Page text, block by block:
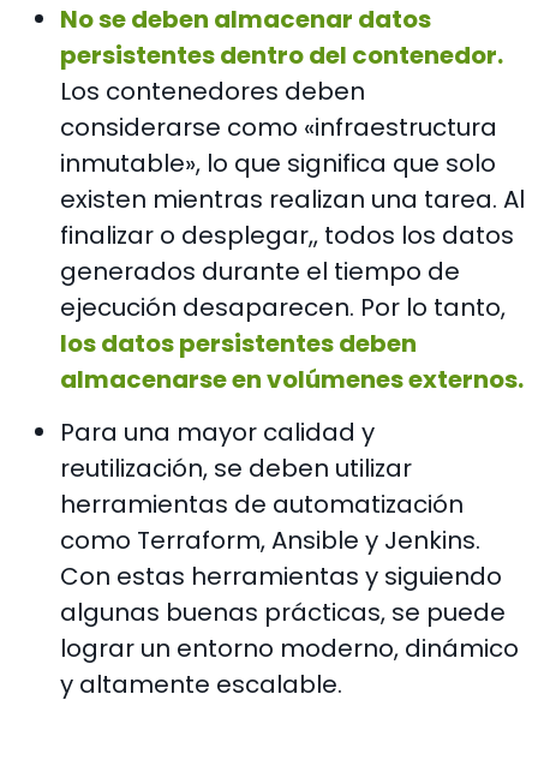
No se deben almacenar datos
persistentes dentro del contenedor.
Los contenedores deben
considerarse como «infraestructura
inmutable», lo que significa que solo
existen mientras realizan una tarea. Al
finalizar o desplegar,, todos los datos
generados durante el tiempo de
ejecución desaparecen. Por lo tanto,
los datos persistentes deben
almacenarse en volúmenes externos.
Para una mayor calidad y
reutilización, se deben utilizar
herramientas de automatización
como Terraform, Ansible y Jenkins.
Con estas herramientas y siguiendo
algunas buenas prácticas, se puede
lograr un entorno moderno, dinámico
y altamente escalable.